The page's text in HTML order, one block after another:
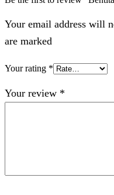
Your email address will
are marked
Your rating *
Your review *